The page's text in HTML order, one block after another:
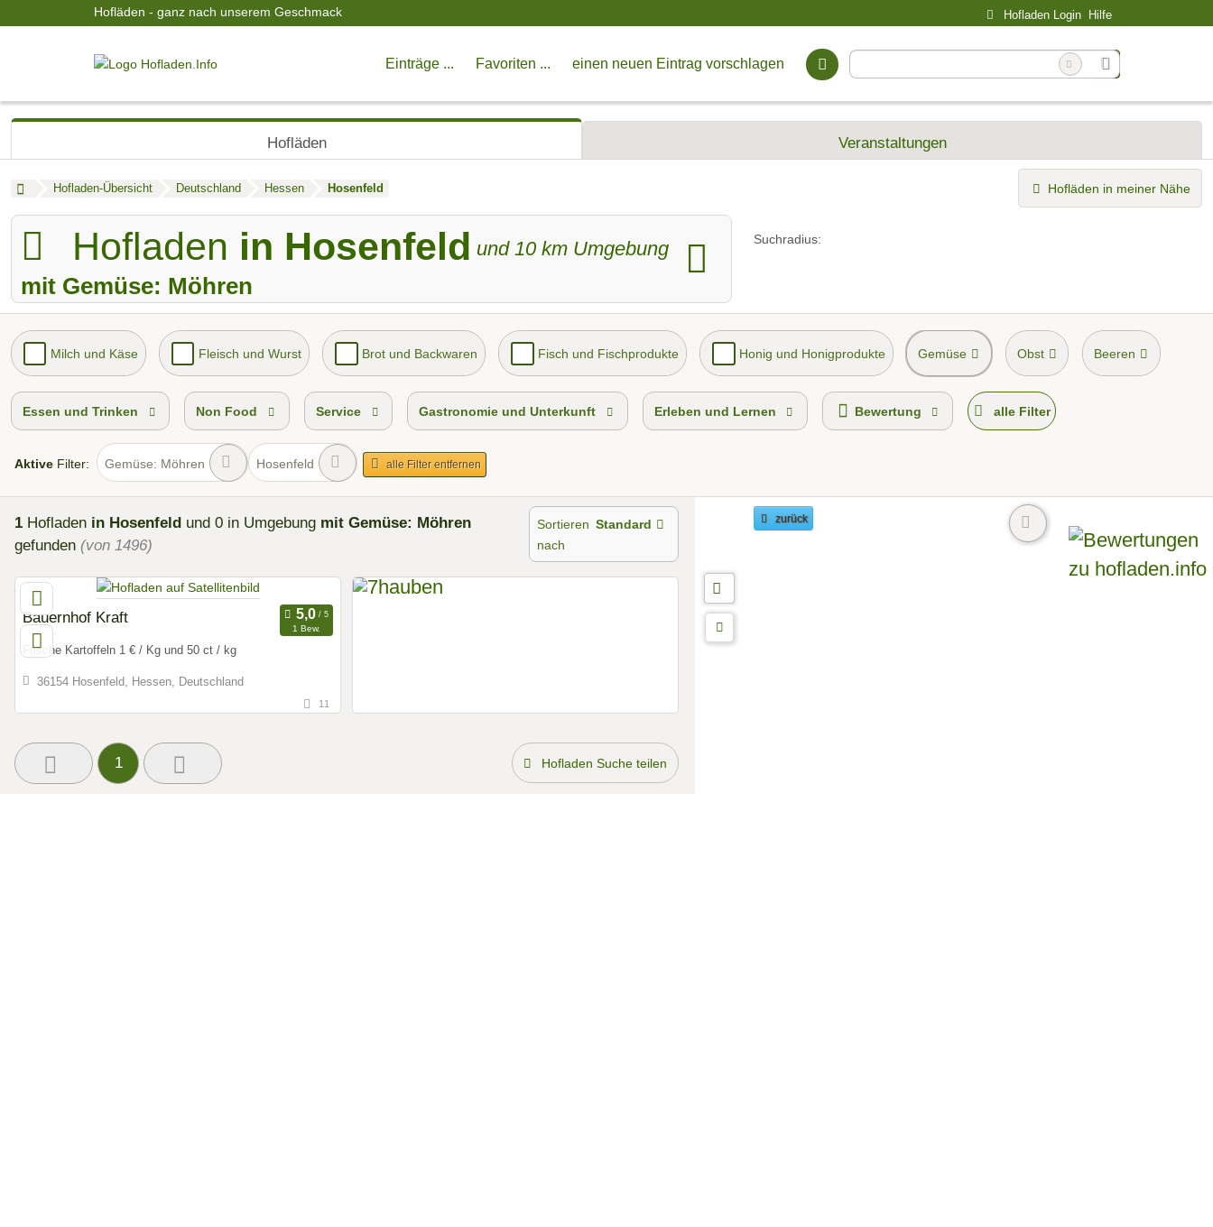
Hofläden - ganz nach unserem Geschmack Hofladen Login Hilfe
Einträge ... Favoriten ... einen neuen Eintrag vorschlagen
Hofläden Veranstaltungen
Hofladen-Übersicht Deutschland Hessen Hosenfeld Hofläden in meiner Nähe
Hofladen in Hosenfeld und10 km Umgebung
mit Gemüse: Möhren
Suchradius:
Milch und Käse Fleisch und Wurst Brot und Backwaren Fisch und Fischprodukte Honig und Honigprodukte Gemüse Obst Beeren
Essen und Trinken Non Food Service Gastronomie und Unterkunft Erleben und Lernen Bewertung alle Filter
Aktive Filter: Gemüse: Möhren Hosenfeld alle Filter entfernen
1 Hofladen in Hosenfeld und 0 in Umgebung mit Gemüse: Möhren
gefunden (von 1496)
Sortieren
nach
Standard
Bauernhof Kraft
1 Bew.
Frische Kartoffeln 1 € / Kg und 50 ct / kg
36154 Hosenfeld, Hessen, Deutschland
11
1 Hofladen Suche teilen
zurück